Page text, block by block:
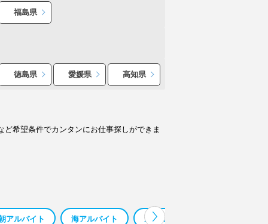
福島県
徳島県 愛媛県 高知県
希望条件でカンタンにお仕事探しができま
アルバイト 海アルバイト 鳳アルバイト